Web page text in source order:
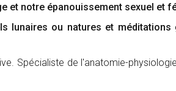
et notre épanouissement sexuel et
lunaires ou natures et méditations
Spécialiste de l'anatomie-